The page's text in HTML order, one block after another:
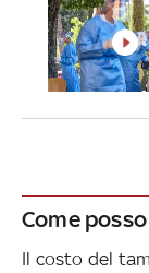
Come
Il costo del